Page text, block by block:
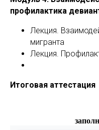
профилактика
Лекция.
мигранта
Лекция.
Итоговая аттестация